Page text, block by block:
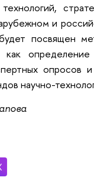
и
посвящен
определение
опросов
научно-